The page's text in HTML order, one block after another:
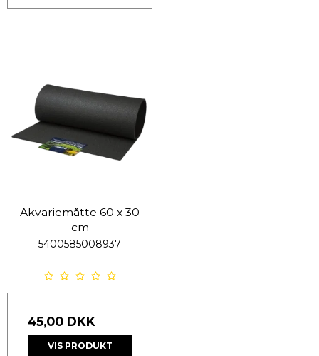
Akvariemåtte 60 x 30
cm
5400585008937
45,00 DKK
VIS PRODUKT